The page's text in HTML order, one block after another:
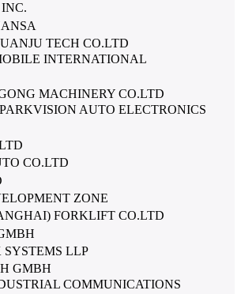
TECH CO.LTD
INTERNATIONAL
MACHINERY CO.LTD
AUTO ELECTRONICS
CO.LTD
ZONE
FORKLIFT CO.LTD
LLP
GMBH
COMMUNICATIONS